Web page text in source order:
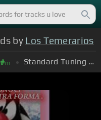
by Los Temerarios
m Standard Tuning (EADGBE)